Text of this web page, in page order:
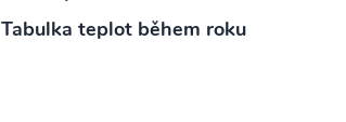
Tabulka teplot během roku